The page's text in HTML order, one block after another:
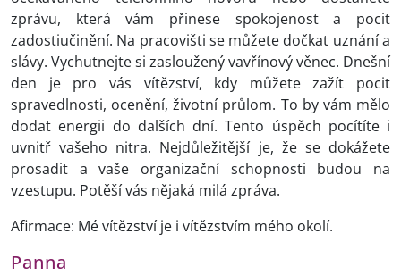
zprávu, která vám přinese spokojenost a pocit
zadostiučinění. Na pracovišti se můžete dočkat uznání a
slávy. Vychutnejte si zasloužený vavřínový věnec. Dnešní
den je pro vás vítězství, kdy můžete zažít pocit
spravedlnosti, ocenění, životní průlom. To by vám mělo
dodat energii do dalších dní. Tento úspěch pocítíte i
uvnitř vašeho nitra. Nejdůležitější je, že se dokážete
prosadit a vaše organizační schopnosti budou na
vzestupu. Potěší vás nějaká milá zpráva.
Afirmace: Mé vítězství je i vítězstvím mého okolí.
Panna